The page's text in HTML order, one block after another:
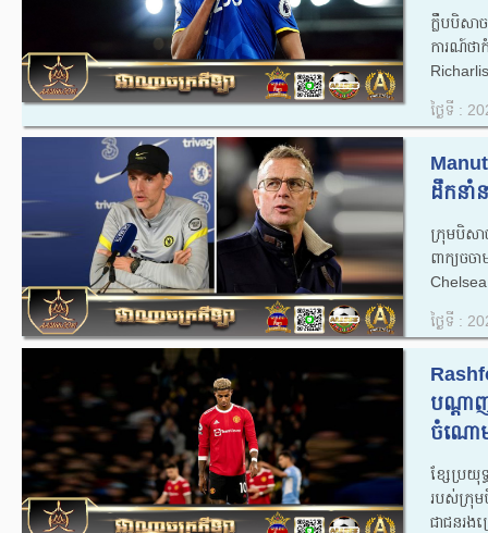
ក្លឹបបិសា
ការណ៍ថា
ថ្ងៃទី :
ដឹកនាំ
ក្រុមបិស
ពាក្យចច
ថ្ងៃទី :
បណ្ដា
ចំណោម
ខ្សែប្រយុ
របស់ក្រុ
ជាជនរង